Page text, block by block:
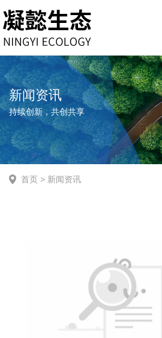
新闻资讯
持续创新，共创共享
首页 > 新闻资讯